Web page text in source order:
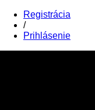
Registrácia
/
Prihlásenie